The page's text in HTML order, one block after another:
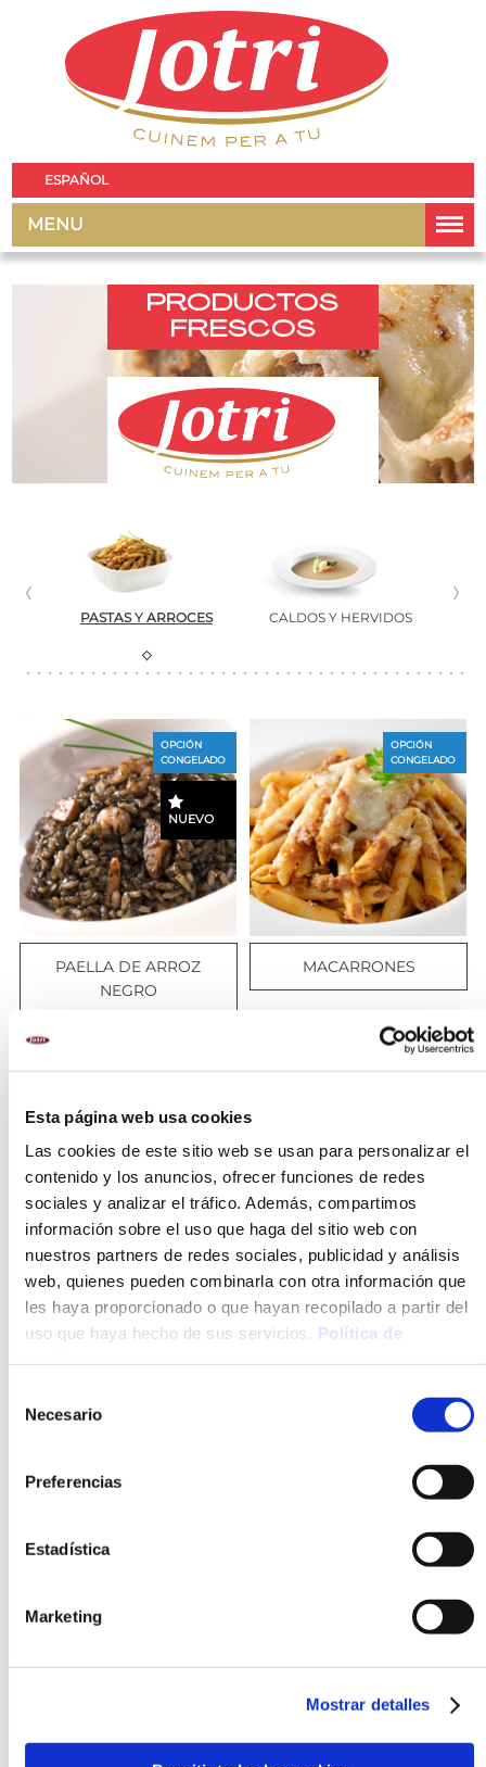
Esta página web usa cookies
Las cookies de este sitio web se usan para personalizar el
contenido y los anuncios, ofrecer funciones de redes
sociales y analizar el tráfico. Además, compartimos
información sobre el uso que haga del sitio web con
nuestros partners de redes sociales, publicidad y análisis
web, quienes pueden combinarla con otra información que
les haya proporcionado o que hayan recopilado a partir del
uso que haya hecho de sus servicios. Política de
Necesario
Preferencias
Estadística
Marketing
Mostrar detalles
ESPAÑOL
MENU
PRODUCTOS
FRESCOS
PASTAS Y ARROCES CALDOS Y HERVIDOS
PAELLA DE ARROZ
NEGRO
OPCIÓN
CONGELADO
NUEVO
MACARRONES
OPCIÓN
CONGELADO
ESPAGUETIS A LA
BOLOÑESA
CONGELADO
FIDEUÁ